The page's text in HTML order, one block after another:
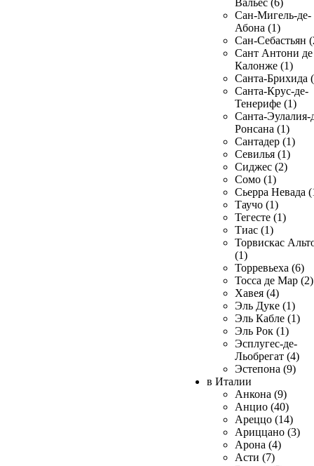
Вальес (6)
Сан-Мигель-де-
Абона (1)
Сан-Себастьян
Сант Антони де
Калонже (1)
Санта-Брихида
Санта-Крус-де-
Тенерифе (1)
Санта-Эулалия-
Ронсана (1)
Сантадер (1)
Севилья (1)
Сиджес (2)
Сомо (1)
Сьерра Невада
Таучо (1)
Тегесте (1)
Тиас (1)
Торвискас
(1)
Торревьеха (6)
Тосса де Мар (2)
Хавея (4)
Эль Дуке (1)
Эль Кабле (1)
Эль Рок (1)
Эсплугес-де-
Льобрегат (4)
Эстепона (9)
в Италии
Анкона (9)
Анцио (40)
Ареццо (14)
Ариццано (3)
Арона (4)
Асти (7)